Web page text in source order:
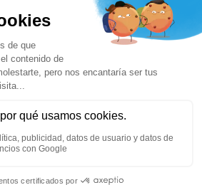
Añadir a la cesta